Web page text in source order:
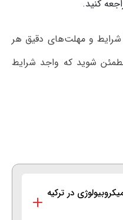
کنید.
شرایط و مهلت‌های دقیق هر
مطمئن شوید که واجد شرایط
در ترکیه